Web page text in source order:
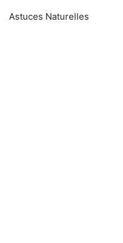
Astuces Naturelles